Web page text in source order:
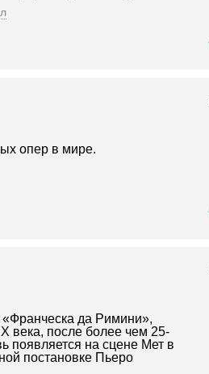
опер в мире.
да Римини»,
века, после более чем 25-
появляется на сцене Мет в
постановке Пьеро